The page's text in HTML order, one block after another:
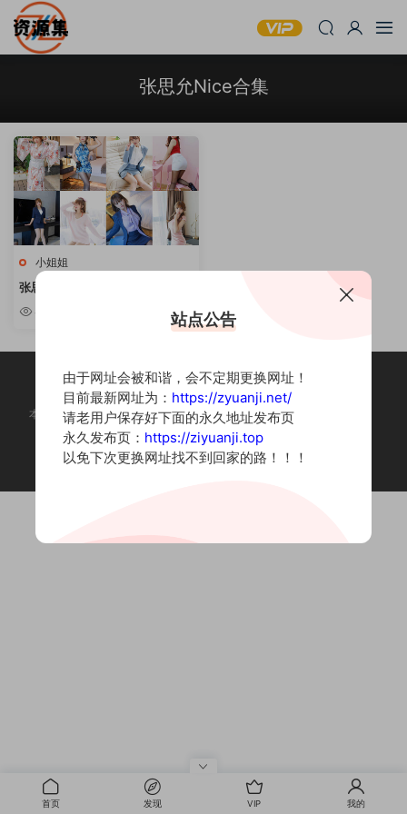
张思允Nice合集
小姐姐
张思允Nice – 24套合集 [持续更
新] 4.84k
本站为摄影写真图片网站，内容来自网络收集整理，仅作个人学习使用。
如有违法内容请联系删除
Copyright © 2022 资源集
首页 发现 VIP 我的
站点公告
由于网址会被和谐，会不定期更换网址！
目前最新网址为： https://zyuanji.net/
请老用户保存好下面的永久地址发布页
永久发布页： https://ziyuanji.top
以免下次更换网址找不到回家的路！！！